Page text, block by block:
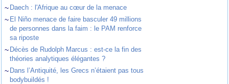
~ Daech : l'Afrique au cœur de la menace
~ El Niño menace de faire basculer 49 millions
de personnes dans la faim : le PAM renforce
sa riposte
~ Décès de Rudolph Marcus : est-ce la fin des
théories analytiques élégantes ?
~ Dans l’Antiquité, les Grecs n’étaient pas tous
bodybuildés !